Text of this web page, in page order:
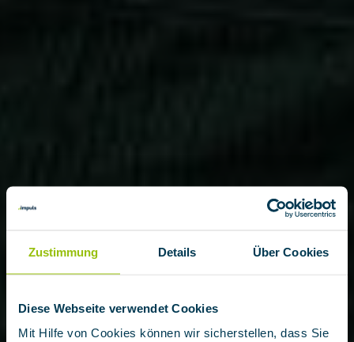
Zustimmung Details Über Cookies
Diese Webseite verwendet Cookies
Mit Hilfe von Cookies können wir sicherstellen, dass Sie